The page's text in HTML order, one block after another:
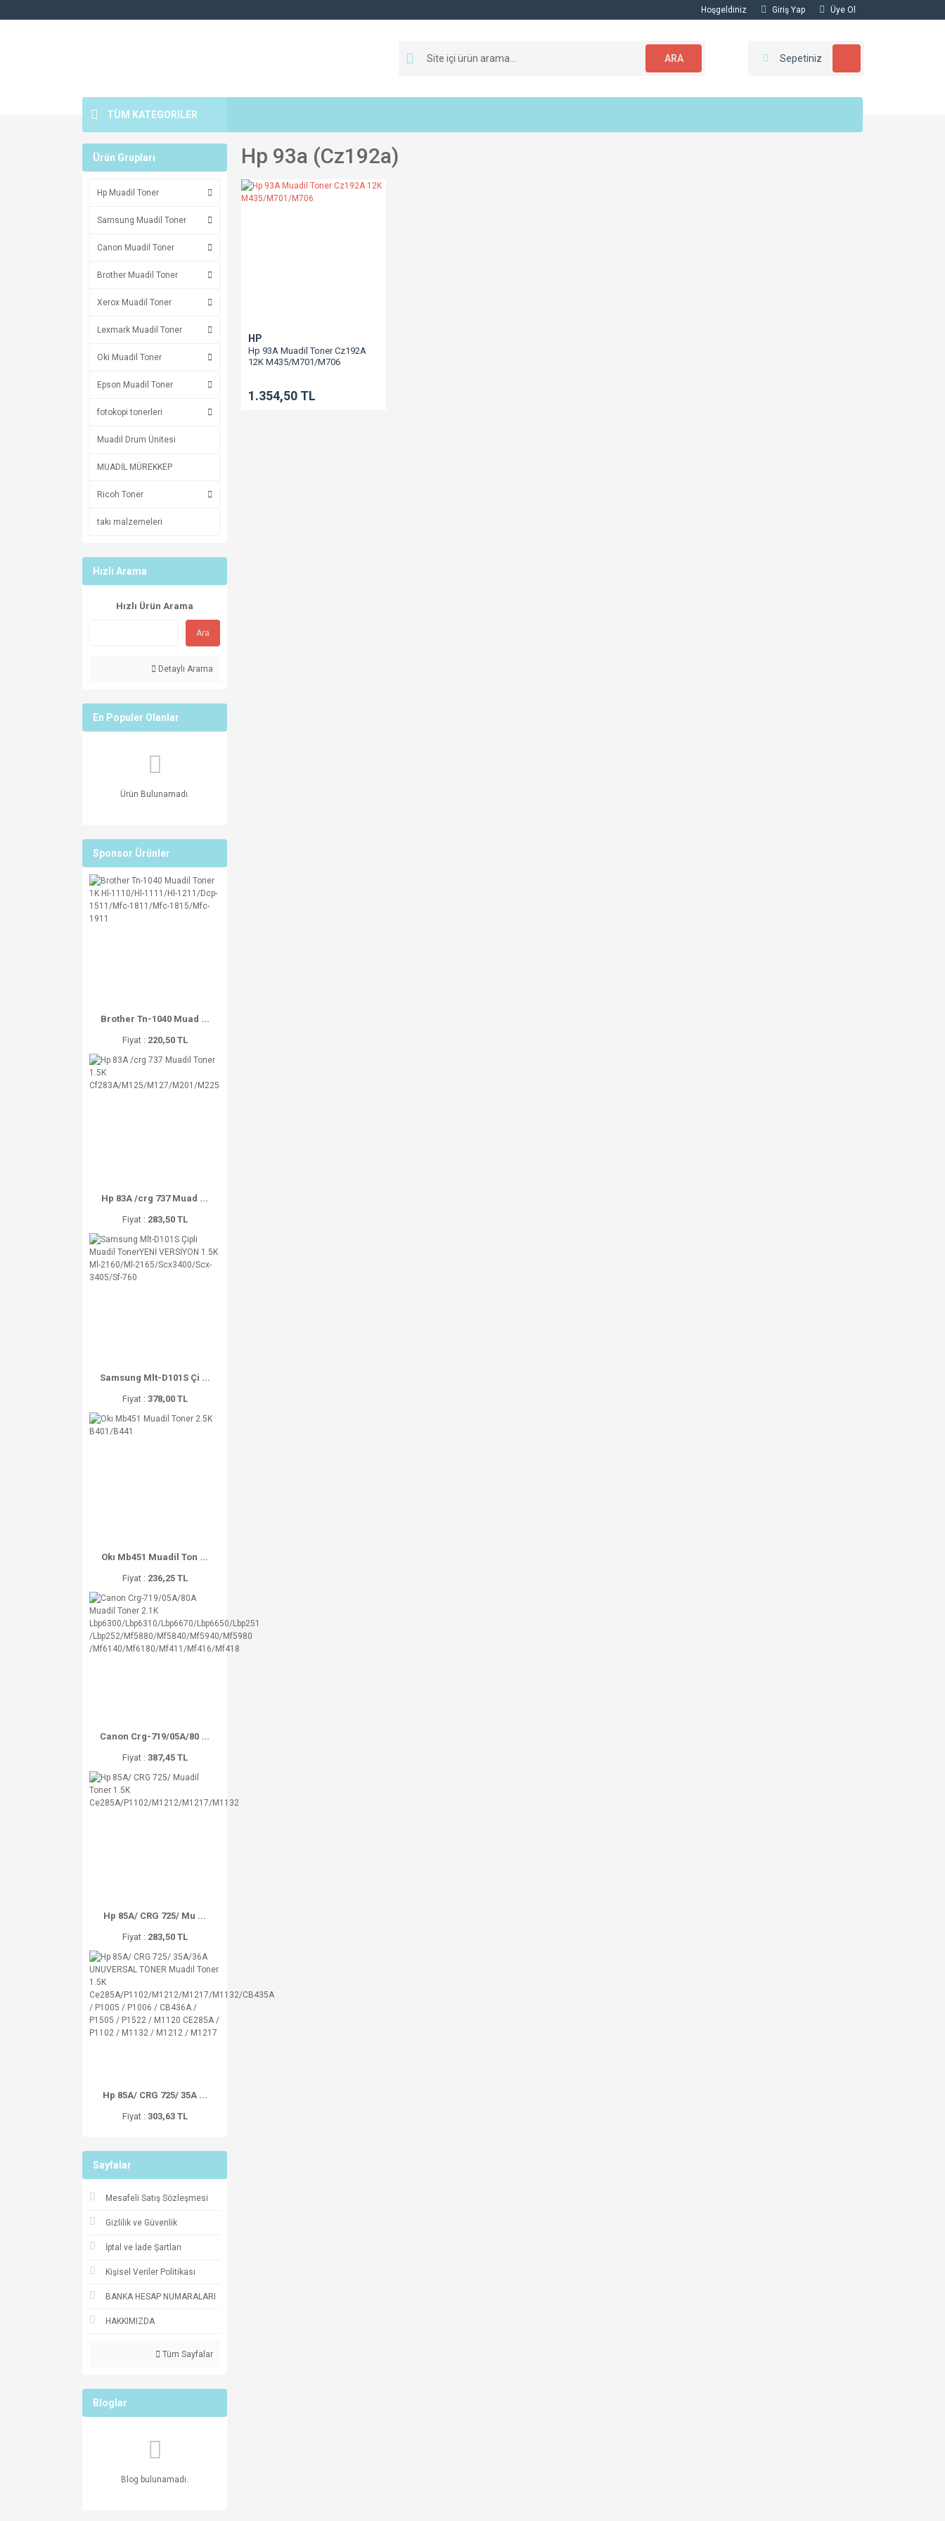
Hoşgeldiniz Giriş Yap Üye Ol
ARA Sepetiniz
TÜM KATEGORİLER
Ürün Grupları
Hp Muadil Toner
Samsung Muadil Toner
Canon Muadil Toner
Brother Muadil Toner
Xerox Muadil Toner
Lexmark Muadil Toner
Oki Muadil Toner
Epson Muadil Toner
fotokopi tonerleri
Muadil Drum Ünitesi
MUADİL MÜREKKEP
Ricoh Toner
takı malzemeleri
Hızlı Arama
Hızlı Ürün Arama
Ara
Detaylı Arama
En Populer Olanlar
Ürün Bulunamadı.
Sponsor Ürünler
Brother Tn-1040 Muad ...
Fiyat : 220,50 TL
Hp 83A /crg 737 Muad ...
Fiyat : 283,50 TL
Samsung Mlt-D101S Çi ...
Fiyat : 378,00 TL
Okı Mb451 Muadil Ton ...
Fiyat : 236,25 TL
Canon Crg-719/05A/80 ...
Fiyat : 387,45 TL
Hp 85A/ CRG 725/ Mu ...
Fiyat : 283,50 TL
Hp 85A/ CRG 725/ 35A ...
Fiyat : 303,63 TL
Sayfalar
Mesafeli Satış Sözleşmesi
Gizlilik ve Güvenlik
İptal ve İade Şartları
Kişisel Veriler Politikası
BANKA HESAP NUMARALARI
HAKKIMIZDA
Tüm Sayfalar
Bloglar
Blog bulunamadı.
Hp 93a (cz192a)
HP
Hp 93A Muadil Toner Cz192A
12K M435/M701/M706
1.354,50 TL